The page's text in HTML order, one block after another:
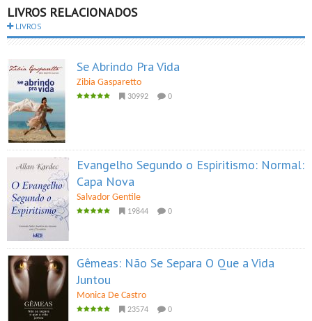
LIVROS RELACIONADOS
LIVROS
Se Abrindo Pra Vida
Zibia Gasparetto
30992 0
Evangelho Segundo o Espiritismo: Normal:
Capa Nova
Salvador Gentile
19844 0
Gêmeas: Não Se Separa O Que a Vida
Juntou
Monica De Castro
23574 0